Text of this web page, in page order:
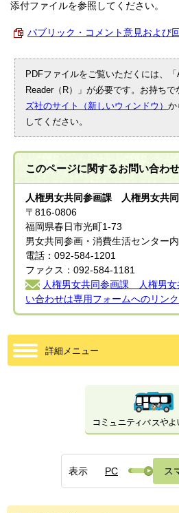
添付ファイルを参照してください。
パブリック・コメント意見および
PDFファイルをご覧いただくには、「
Reader（R）」が必要です。お持ちで
ズ社のサイト（新しいウィンドウ）か
してください。
このページに関するお問い合わせ
人権男女共同参画課 人権男女共
〒816-0806
福岡県春日市光町1-73
男女共同参画・消費生活センター内
電話：092-584-1201
ファクス：092-584-1181
人権男女共同参画課 人権男女
い合わせは専用フォームへのリンク
詳細メニュー
表示 PC ス